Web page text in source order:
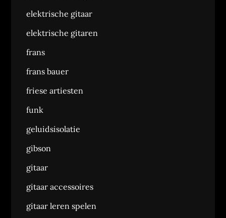
elektrische gitaar
elektrische gitaren
frans
frans bauer
friese artiesten
funk
geluidsisolatie
gibson
gitaar
gitaar accessoires
gitaar leren spelen